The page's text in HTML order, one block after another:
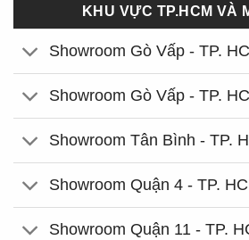
KHU VỰC TP.HCM VÀ
Showroom Gò Vấp - TP.
Showroom Gò Vấp - TP.
Showroom Tân Bình - TP.
Showroom Quận 4 - TP.
Showroom Quận 11 - TP.